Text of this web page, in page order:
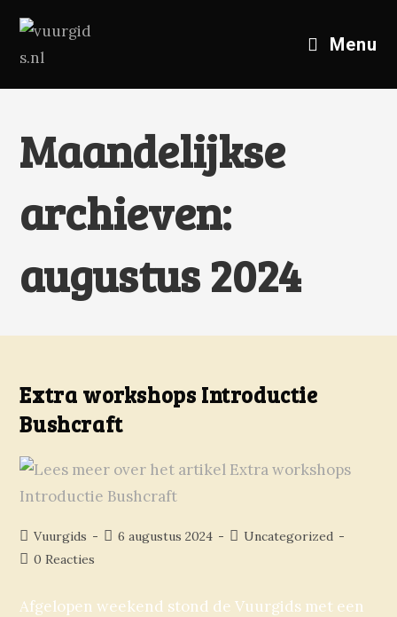
Menu
Maandelijkse
archieven:
augustus 2024
Extra workshops Introductie
Bushcraft
Vuurgids 6 augustus 2024
Uncategorized
0 Reacties
Afgelopen weekend stond de Vuurgids met een